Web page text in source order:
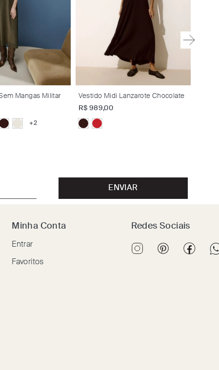
Mangas Militar
+2
Vestido Midi Lanzarote Chocolate
R$ 989,00
ENVIAR
Minha Conta
Entrar
Favoritos
Redes Sociais